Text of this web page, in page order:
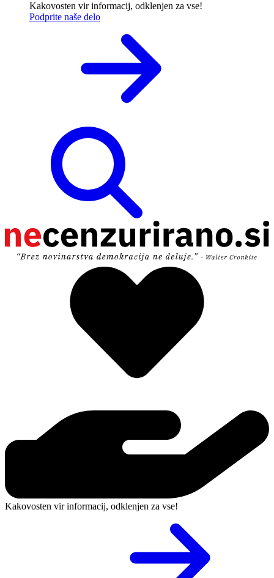
Kakovosten vir informacij, odklenjen za vse!
Podprite naše delo
Kakovosten vir informacij, odklenjen za vse!